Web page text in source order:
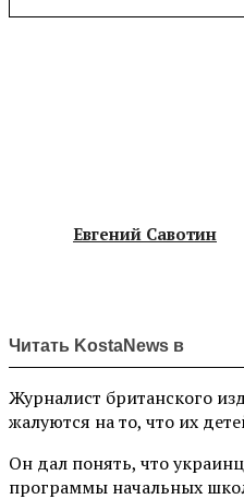
Евгений Савотин
Читать KostaNews в
Журналист британского
жалуются на то, что их
Он дал понять, что
программы начальных